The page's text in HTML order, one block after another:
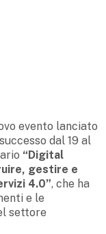
evento lanciato
dal 19 al
“Digital
gestire e
4.0”, che ha
e le
settore